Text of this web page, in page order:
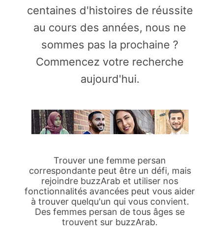
centaines d'histoires de réussite
au cours des années, nous ne
sommes pas la prochaine ?
Commencez votre recherche
aujourd'hui.
Trouver une femme persan
correspondante peut être un défi, mais
rejoindre buzzArab et utiliser nos
fonctionnalités avancées peut vous aider
à trouver quelqu'un qui vous convient.
Des femmes persan de tous âges se
trouvent sur buzzArab.